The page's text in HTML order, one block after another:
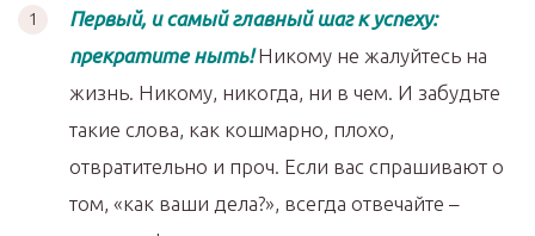
Первый, и самый главный шаг к успеху:
прекратите ныть! Никому не жалуйтесь на
жизнь. Никому, никогда, ни в чем. И забудьте
такие слова, как кошмарно, плохо,
отвратительно и проч. Если вас спрашивают о
том, «как ваши дела?», всегда отвечайте –